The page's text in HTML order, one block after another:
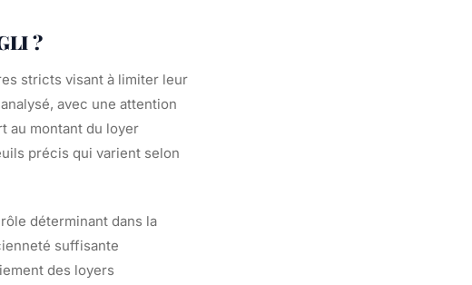
?
stricts visant à limiter leur
avec une attention
au montant du loyer
précis qui varient selon
déterminant dans la
suffisante
des loyers